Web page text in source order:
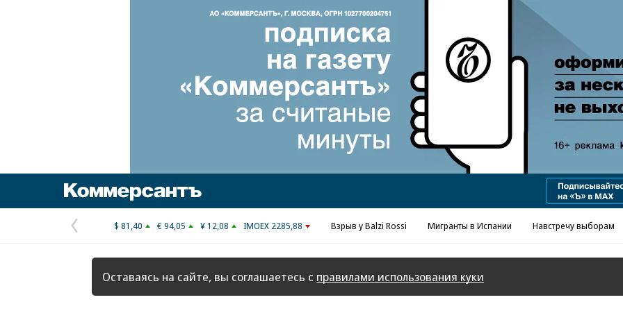
Реклама в «Ъ» www.kommersant.ru/ad
Предыдущая
страница
$ 81,40 € 94,05 ¥ 12,08 IMOEX 2285,88 Взрыв у Balzi Rossi Мигранты в Испании Навстречу выборам
Оставаясь на сайте, вы соглашаетесь с правилами использования куки